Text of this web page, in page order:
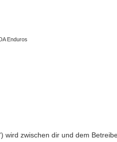
Enduros
wird zwischen dir und dem